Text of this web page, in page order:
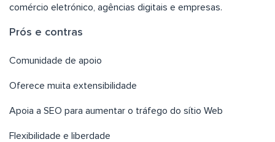
comércio eletrónico, agências digitais e empresas.
Prós e contras
Comunidade de apoio
Oferece muita extensibilidade
Apoia a SEO para aumentar o tráfego do sítio Web
Flexibilidade e liberdade